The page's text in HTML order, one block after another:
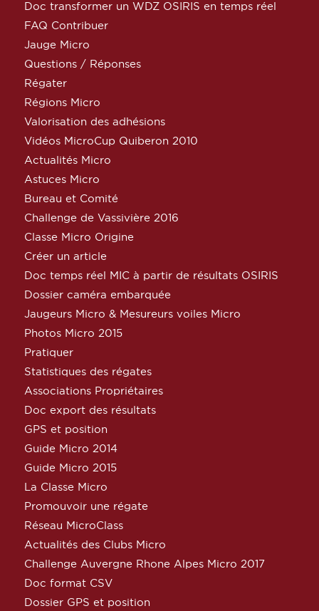
Doc transformer un WDZ OSIRIS en temps réel
FAQ Contribuer
Jauge Micro
Questions / Réponses
Régater
Régions Micro
Valorisation des adhésions
Vidéos MicroCup Quiberon 2010
Actualités Micro
Astuces Micro
Bureau et Comité
Challenge de Vassivière 2016
Classe Micro Origine
Créer un article
Doc temps réel MIC à partir de résultats OSIRIS
Dossier caméra embarquée
Jaugeurs Micro & Mesureurs voiles Micro
Photos Micro 2015
Pratiquer
Statistiques des régates
Associations Propriétaires
Doc export des résultats
GPS et position
Guide Micro 2014
Guide Micro 2015
La Classe Micro
Promouvoir une régate
Réseau MicroClass
Actualités des Clubs Micro
Challenge Auvergne Rhone Alpes Micro 2017
Doc format CSV
Dossier GPS et position